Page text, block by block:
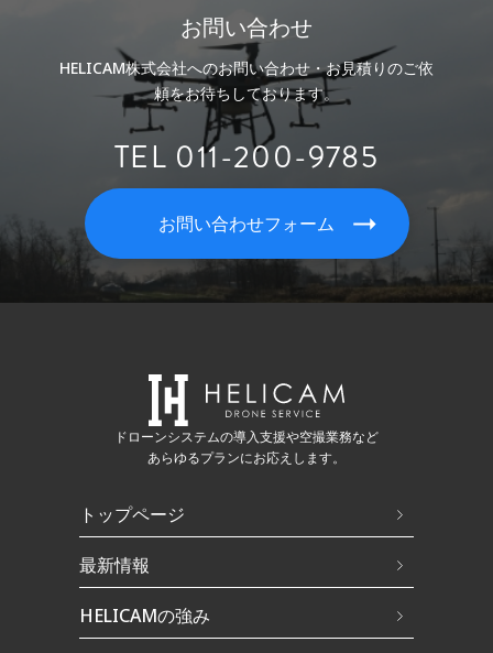
お問い合わせ
HELICAM株式会社へのお問い合わせ・お見積りのご依
頼をお待ちしております。
TEL 011-200-9785
お問い合わせフォーム
ドローンシステムの導入支援や空撮業務など
あらゆるプランにお応えします。
トップページ
最新情報
HELICAMの強み